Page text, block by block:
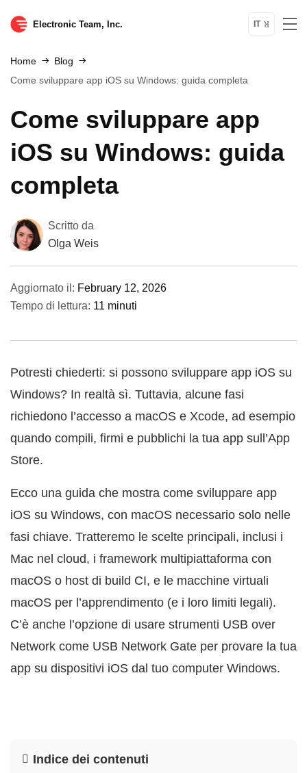
Electronic Team, Inc. IT
Home
Blog
Come sviluppare app iOS su Windows: guida completa
Come sviluppare app
iOS su Windows: guida
completa
Scritto da
Olga Weis
Aggiornato il: February 12, 2026
Tempo di lettura: 11 minuti
Potresti chiederti: si possono sviluppare app iOS su
Windows? In realtà sì. Tuttavia, alcune fasi
richiedono l’accesso a macOS e Xcode, ad esempio
quando compili, firmi e pubblichi la tua app sull’App
Store.
Ecco una guida che mostra come sviluppare app
iOS su Windows, con macOS necessario solo nelle
fasi chiave. Tratteremo le scelte principali, inclusi i
Mac nel cloud, i framework multipiattaforma con
macOS o host di build CI, e le macchine virtuali
macOS per l’apprendimento (e i loro limiti legali).
C’è anche l’opzione di usare strumenti USB over
Network come USB Network Gate per provare la tua
app su dispositivi iOS dal tuo computer Windows.
Indice dei contenuti